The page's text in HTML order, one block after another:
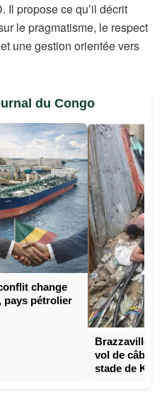
propose ce qu’il décrit
le pragmatisme, le respect
une gestion orientée vers
du Congo
change
pays pétrolier
Brazzaville :
vol de
stade de